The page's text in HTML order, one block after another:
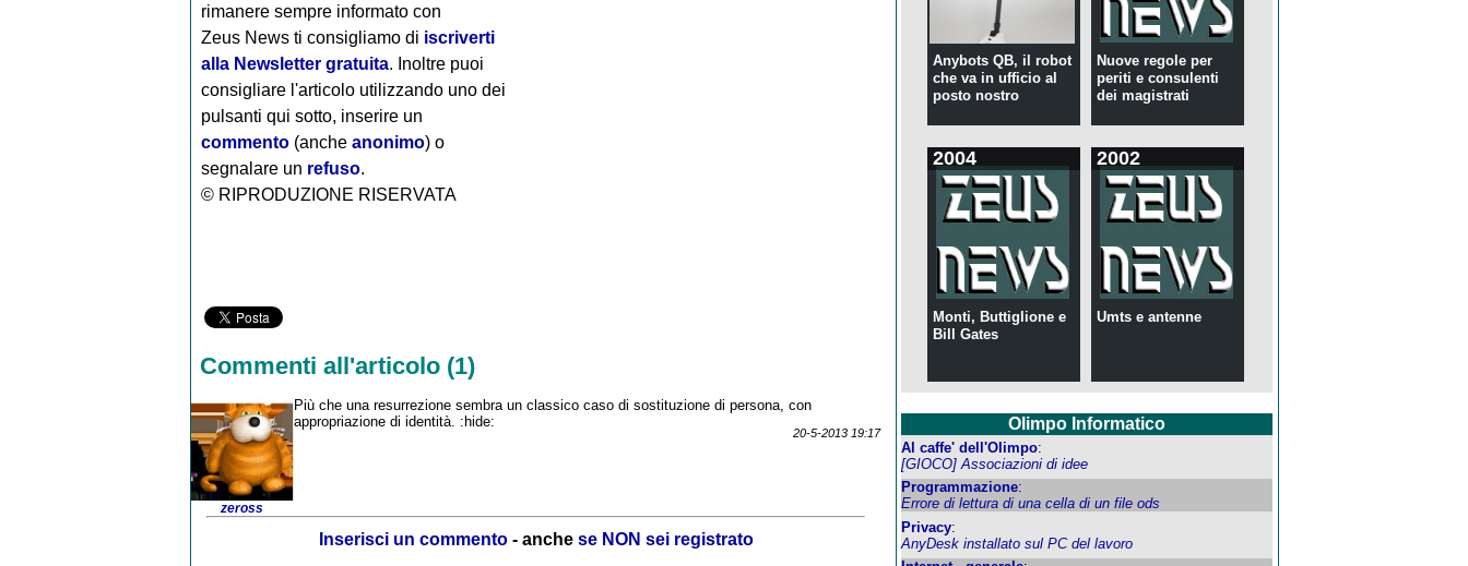
rimanere sempre informato con
Zeus News ti consigliamo di iscriverti
alla Newsletter gratuita. Inoltre puoi
consigliare l'articolo utilizzando uno dei
pulsanti qui sotto, inserire un
commento(anche anonimo) o
segnalare un refuso.
© RIPRODUZIONE RISERVATA
Commenti all'articolo (1)
zeross
Più che una resurrezione sembra un classico caso di sostituzione di persona, con
appropriazione di identità. :hide:
20-5-2013 19:17
Inserisci un commento- anche se NON sei registrato
Anybots QB, il robot
che va in ufficio al
posto nostro
Nuove regole per
periti e consulenti
dei magistrati
2004
Monti, Buttiglione e
Bill Gates
2002
Umts e antenne
Olimpo Informatico
Al caffe' dell'Olimpo:
[GIOCO] Associazioni di idee
Programmazione:
Errore di lettura di una cella di un file ods
Privacy:
AnyDesk installato sul PC del lavoro